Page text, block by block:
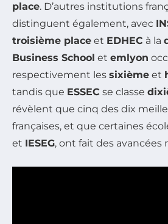
place. D’autres institutions
distinguent également, avec
troisième place et EDHEC à la
Business School et emlyon
respectivement les sixième et
tandis que ESSEC se classe
révèlent que cinq des dix
françaises, et que certaines
et IESEG, ont fait des avancées